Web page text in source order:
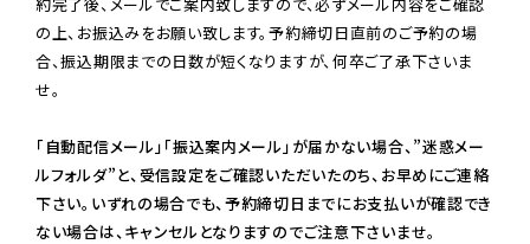
の上、お振込みをお願い致します。予約締切日直前のご予約の場
合、振込期限までの日数が短くなりますが、何卒ご了承下さいま
せ。
「自動配信メール」「振込案内メール」が届かない場合、”迷惑メー
ルフォルダ”と、受信設定をご確認いただいたのち、お早めにご連絡
下さい。いずれの場合でも、予約締切日までにお支払いが確認でき
ない場合は、キャンセルとなりますのでご注意下さいませ。